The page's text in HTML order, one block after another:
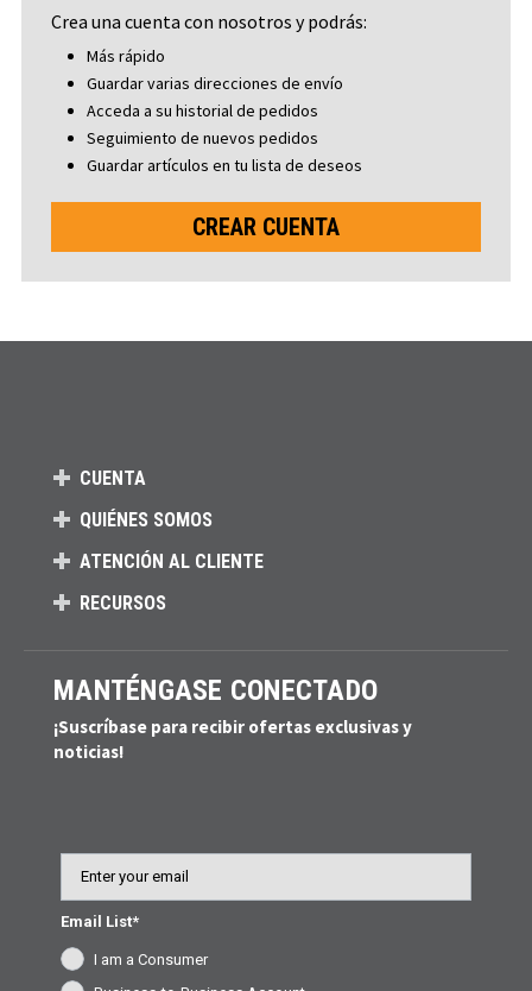
Crea una cuenta con nosotros y podrás:
Más rápido
Guardar varias direcciones de envío
Acceda a su historial de pedidos
Seguimiento de nuevos pedidos
Guardar artículos en tu lista de deseos
CREAR CUENTA
CUENTA
QUIÉNES SOMOS
ATENCIÓN AL CLIENTE
RECURSOS
MANTÉNGASE CONECTADO
¡Suscríbase para recibir ofertas exclusivas y
noticias!
Email List*
I am a Consumer